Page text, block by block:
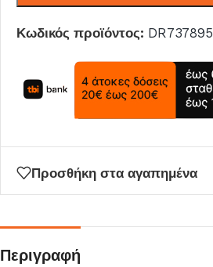
Κωδικός προϊόντος: DR737895
Προσθήκη στα αγαπημένα
Περιγραφή